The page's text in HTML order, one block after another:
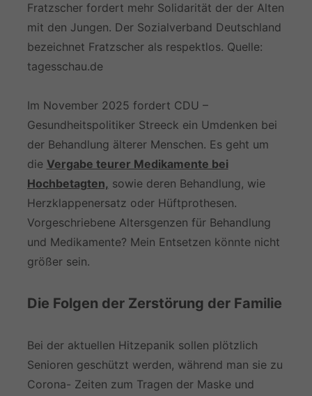
Fratzscher fordert mehr Solidarität der der Alten
mit den Jungen. Der Sozialverband Deutschland
bezeichnet Fratzscher als respektlos. Quelle:
tagesschau.de
Im November 2025 fordert CDU –
Gesundheitspolitiker Streeck ein Umdenken bei
der Behandlung älterer Menschen. Es geht um
die Vergabe teurer Medikamente bei
Hochbetagten, sowie deren Behandlung, wie
Herzklappenersatz oder Hüftprothesen.
Vorgeschriebene Altersgenzen für Behandlung
und Medikamente? Mein Entsetzen könnte nicht
größer sein.
Die Folgen der Zerstörung der Familie
Bei der aktuellen Hitzepanik sollen plötzlich
Senioren geschützt werden, während man sie zu
Corona- Zeiten zum Tragen der Maske und